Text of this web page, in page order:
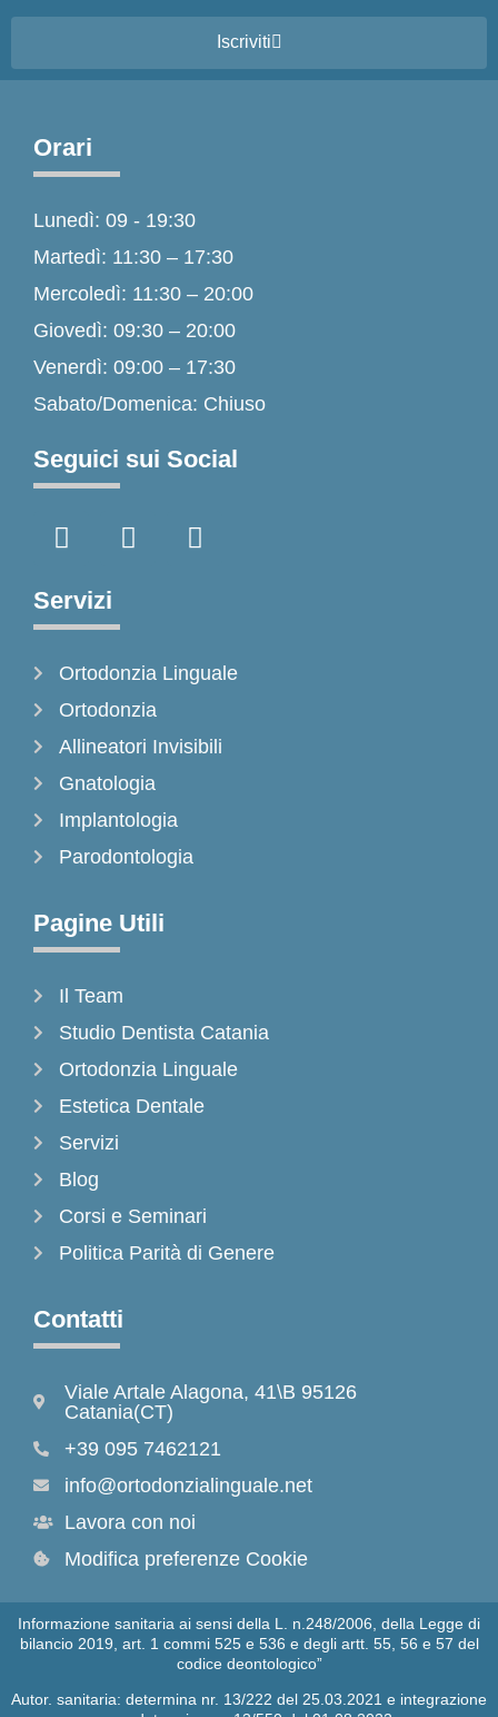
Iscriviti
Orari
Lunedì: 09 - 19:30
Martedì: 11:30 – 17:30
Mercoledì: 11:30 – 20:00
Giovedì: 09:30 – 20:00
Venerdì: 09:00 – 17:30
Sabato/Domenica: Chiuso
Seguici sui Social
a
e
b
o
k
-
f
n
r
a
m
i
Servizi
Ortodonzia Linguale
Ortodonzia
Allineatori Invisibili
Gnatologia
Implantologia
Parodontologia
Pagine Utili
Il Team
Studio Dentista Catania
Ortodonzia Linguale
Estetica Dentale
Servizi
Blog
Corsi e Seminari
Politica Parità di Genere
Contatti
Viale Artale Alagona, 41\B 95126
Catania(CT)
+39 095 7462121
info@ortodonzialinguale.net
Lavora con noi
Modifica preferenze Cookie
Informazione sanitaria ai sensi della L. n.248/2006, della Legge di
bilancio 2019, art. 1 commi 525 e 536 e degli artt. 55, 56 e 57 del
codice deontologico”
Autor. sanitaria: determina nr. 13/222 del 25.03.2021 e integrazione